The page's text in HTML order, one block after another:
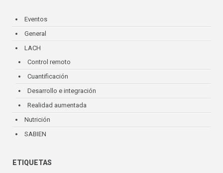
Eventos
General
LACH
Control remoto
Cuantificación
Desarrollo e integración
Realidad aumentada
Nutrición
SABIEN
ETIQUETAS